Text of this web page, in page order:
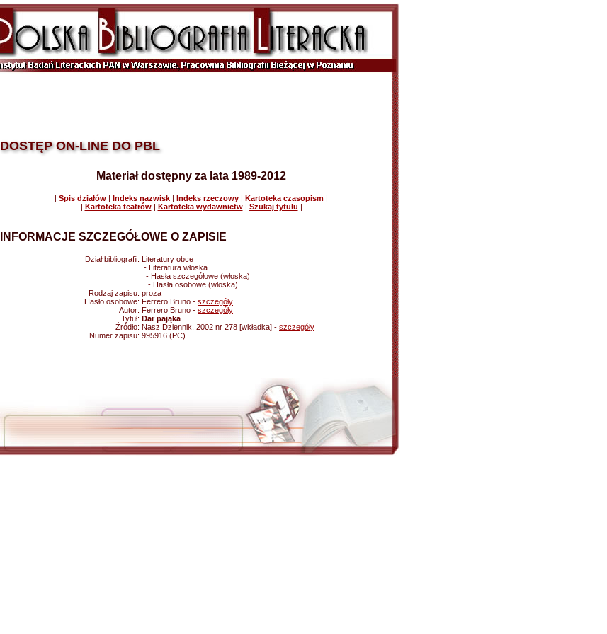
DOSTĘP ON-LINE DO PBL
Materiał dostępny za lata 1989-2012
| Spis działów | Indeks nazwisk | Indeks rzeczowy | Kartoteka czasopism |
| Kartoteka teatrów| Kartoteka wydawnictw| Szukaj tytułu |
INFORMACJE SZCZEGÓŁOWE O ZAPISIE
Dział bibliografii: Literatury obce
- Literatura włoska
- Hasła szczegółowe (włoska)
- Hasła osobowe (włoska)
Rodzaj zapisu: proza
Hasło osobowe: Ferrero Bruno - szczegóły
Autor: Ferrero Bruno - szczegóły
Tytuł: Dar pająka
Źródło: Nasz Dziennik, 2002 nr 278 [wkładka] - szczegóły
Numer zapisu: 995916 (PC)